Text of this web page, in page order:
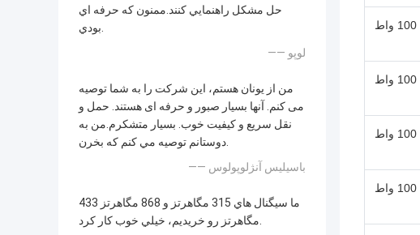
حل مشكل راهنمايي كنند.ممنون که حرفه اي
بودي.
—— لوپو
من از یونان هستم، این شرکت را به شما توصیه
می کنم. آنها بسیار صبور و حرفه ای هستند. حمل و
نقل سریع و کیفیت خوب. بسیار متشکرم.من به
دوستانم توصیه مي کنم که بخرن.
—— باسیلیس آنژلوپولوس
ما سيگنال هاي 315 مگاهرتز و 868 مگاهرتز 433
مگاهرتز رو خريديم، خيلي خوب کار کرد.
100 واط
100 واط
100 واط
100 واط